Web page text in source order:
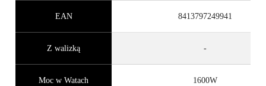
EAN 8413797249941
Z walizką -
Moc w Watach 1600W